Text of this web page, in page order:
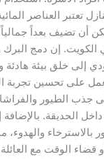
تعتبر العناصر
أن تضيف بعداً
الكويت. إن دمج البرك
إلى خلق بيئة هادئة
على تحسين تجربة
على جذب الطيور
الحديقة.
بالاسترخاء والهدوء،
قضاء الوقت مع